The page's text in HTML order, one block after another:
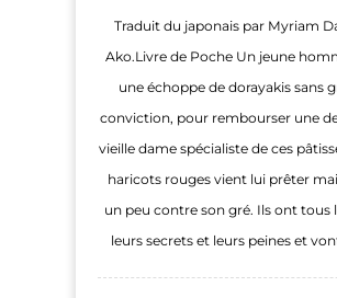
Traduit du japonais par Myriam
Ako.Livre de Poche Un jeune
une échoppe de dorayakis sans
conviction, pour rembourser une
vieille dame spécialiste de ces
haricots rouges vient lui prêter
un peu contre son gré. Ils ont tous
leurs secrets et leurs peines et